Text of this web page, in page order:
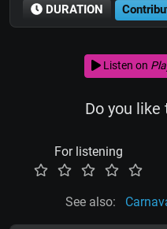
DURATION
Listen on
Do you
For listening
See also: